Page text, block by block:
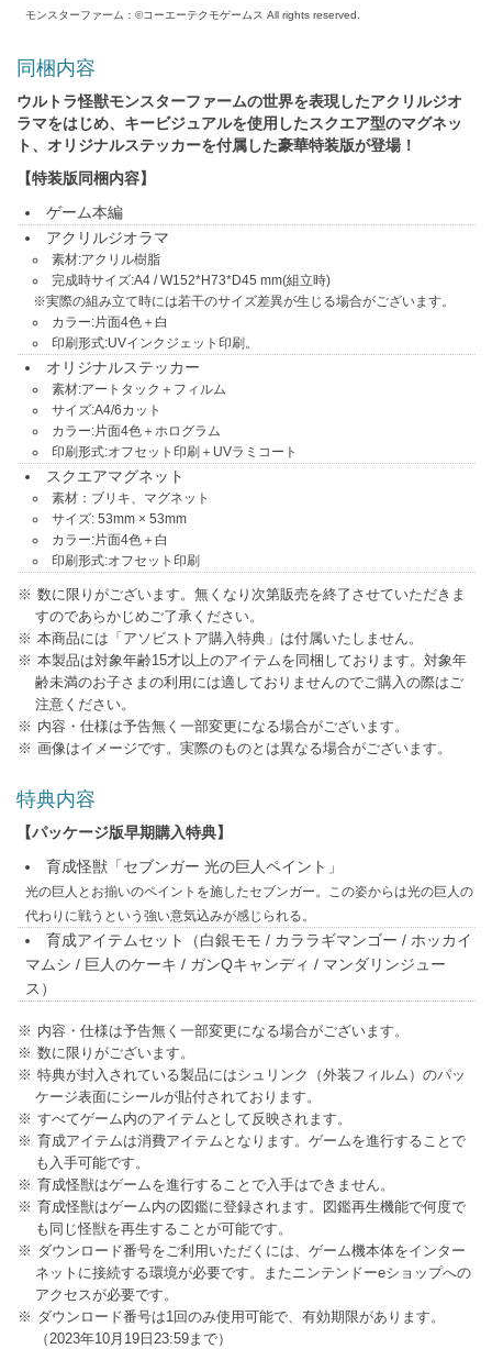
モンスターファーム：©コーエーテクモゲームス All rights reserved.
同梱内容
ウルトラ怪獣モンスターファームの世界を表現したアクリルジオ
ラマをはじめ、キービジュアルを使用したスクエア型のマグネッ
ト、オリジナルステッカーを付属した豪華特装版が登場！
【特装版同梱内容】
ゲーム本編
アクリルジオラマ
素材:アクリル樹脂
完成時サイズ:A4 / W152*H73*D45 mm(組立時)
※実際の組み立て時には若干のサイズ差異が生じる場合がございます。
カラー:片面4色＋白
印刷形式:UVインクジェット印刷。
オリジナルステッカー
素材:アートタック＋フィルム
サイズ:A4/6カット
カラー:片面4色＋ホログラム
印刷形式:オフセット印刷＋UVラミコート
スクエアマグネット
素材：ブリキ、マグネット
サイズ: 53mm × 53mm
カラー:片面4色＋白
印刷形式:オフセット印刷
数に限りがございます。無くなり次第販売を終了させていただきま
すのであらかじめご了承ください。
本商品には「アソビストア購入特典」は付属いたしません。
本製品は対象年齢15才以上のアイテムを同梱しております。対象年
齢未満のお子さまの利用には適しておりませんのでご購入の際はご
注意ください。
内容・仕様は予告無く一部変更になる場合がございます。
画像はイメージです。実際のものとは異なる場合がございます。
特典内容
【パッケージ版早期購入特典】
育成怪獣「セブンガー 光の巨人ペイント」
光の巨人とお揃いのペイントを施したセブンガー。この姿からは光の巨人の
代わりに戦うという強い意気込みが感じられる。
育成アイテムセット（白銀モモ / カララギマンゴー / ホッカイ
マムシ / 巨人のケーキ / ガンQキャンディ / マンダリンジュー
ス）
内容・仕様は予告無く一部変更になる場合がございます。
数に限りがございます。
特典が封入されている製品にはシュリンク（外装フィルム）のパッ
ケージ表面にシールが貼付されております。
すべてゲーム内のアイテムとして反映されます。
育成アイテムは消費アイテムとなります。ゲームを進行することで
も入手可能です。
育成怪獣はゲームを進行することで入手はできません。
育成怪獣はゲーム内の図鑑に登録されます。図鑑再生機能で何度で
も同じ怪獣を再生することが可能です。
ダウンロード番号をご利用いただくには、ゲーム機本体をインター
ネットに接続する環境が必要です。またニンテンドーeショップへの
アクセスが必要です。
ダウンロード番号は1回のみ使用可能で、有効期限があります。
（2023年10月19日23:59まで）